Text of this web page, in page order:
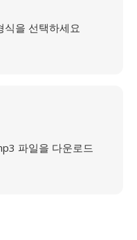
식을 선택하세요
파일을 다운로드